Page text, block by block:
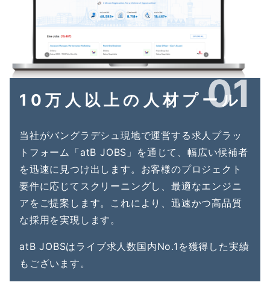
01
10万人以上の人材プール
当社がバングラデシュ現地で運営する求人プラッ
トフォーム「atB JOBS」を通じて、幅広い候補者
を迅速に見つけ出します。お客様のプロジェクト
要件に応じてスクリーニングし、最適なエンジニ
アをご提案します。これにより、迅速かつ高品質
な採用を実現します。
atB JOBSはライブ求人数国内No.1を獲得した実績
もございます。